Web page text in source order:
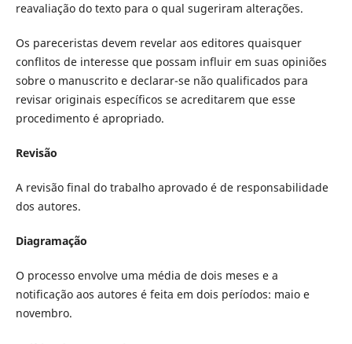
reavaliação do texto para o qual sugeriram alterações.
Os pareceristas devem revelar aos editores quaisquer
conflitos de interesse que possam influir em suas opiniões
sobre o manuscrito e declarar-se não qualificados para
revisar originais específicos se acreditarem que esse
procedimento é apropriado.
Revisão
A revisão final do trabalho aprovado é de responsabilidade
dos autores.
Diagramação
O processo envolve uma média de dois meses e a
notificação aos autores é feita em dois períodos: maio e
novembro.